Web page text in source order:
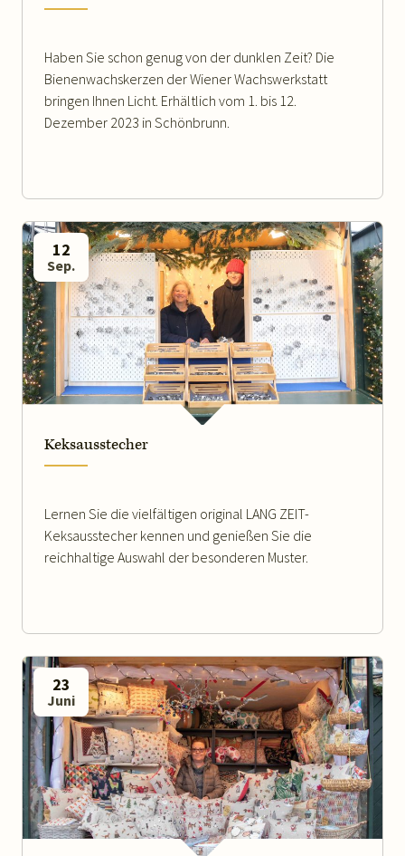
Haben Sie schon genug von der dunklen Zeit? Die
Bienenwachskerzen der Wiener Wachswerkstatt
bringen Ihnen Licht. Erhältlich vom 1. bis 12.
Dezember 2023 in Schönbrunn.
WEITERLESEN
12
Sep.
Keksausstecher
Lernen Sie die vielfältigen original LANG ZEIT-
Keksausstecher kennen und genießen Sie die
reichhaltige Auswahl der besonderen Muster.
WEITERLESEN
23
Juni